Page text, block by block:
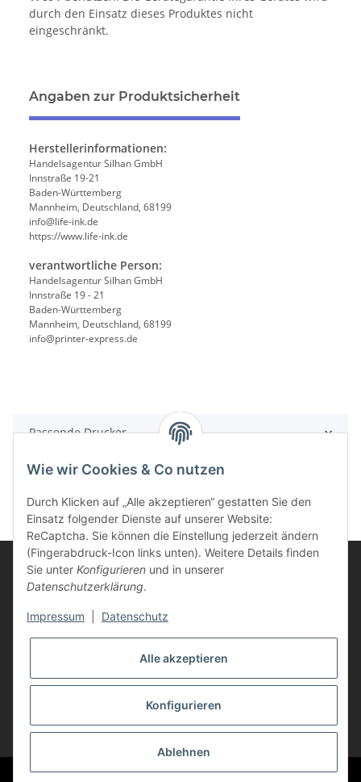
durch den Einsatz dieses Produktes nicht
eingeschränkt.
Angaben zur Produktsicherheit
Herstellerinformationen:
Handelsagentur Silhan GmbH
Innstraße 19-21
Baden-Württemberg
Mannheim, Deutschland, 68199
info@life-ink.de
https://www.life-ink.de
verantwortliche Person:
Handelsagentur Silhan GmbH
Innstraße 19 - 21
Baden-Württemberg
Mannheim, Deutschland, 68199
info@printer-express.de
Passende Drucker
Kunden Service
Vertrag widerrufen
* Alle Preise inkl. gesetzlicher USt., zzgl.Versand
© Life-Ink
Wie wir Cookies & Co nutzen
Durch Klicken auf „Alle akzeptieren“ gestatten Sie den
Einsatz folgender Dienste auf unserer Website:
ReCaptcha. Sie können die Einstellung jederzeit ändern
(Fingerabdruck-Icon links unten). Weitere Details finden
Sie unter Konfigurieren und in unserer
Datenschutzerklärung.
Impressum Datenschutz
Alle akzeptieren
Konfigurieren
Ablehnen